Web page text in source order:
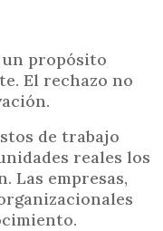
un propósito
El rechazo no
de trabajo
reales los
Las empresas,